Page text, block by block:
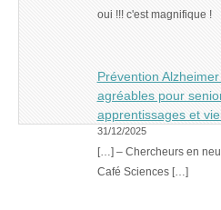
oui !!! c'est magnifique !
Prévention
agréables pour
apprentissages et
31/12/2025
[…] – Chercheurs en
Café Sciences […]